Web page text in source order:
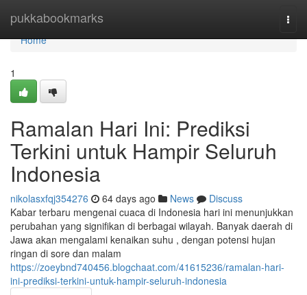
pukkabookmarks
Home
Home
1
Ramalan Hari Ini: Prediksi
Terkini untuk Hampir Seluruh
Indonesia
nikolasxfqj354276 64 days ago News
Discuss
Kabar terbaru mengenai cuaca di Indonesia hari ini menunjukkan
perubahan yang signifikan di berbagai wilayah. Banyak daerah di
Jawa akan mengalami kenaikan suhu , dengan potensi hujan
ringan di sore dan malam
https://zoeybnd740456.blogchaat.com/41615236/ramalan-hari-
ini-prediksi-terkini-untuk-hampir-seluruh-indonesia